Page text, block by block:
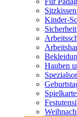
Kinder-
Sicherheit
Hauben